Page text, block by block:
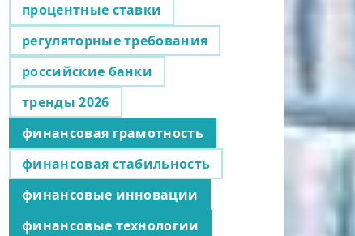
процентные ставки
регуляторные требования
российские банки
тренды 2026
финансовая грамотность
финансовая стабильность
финансовые инновации
финансовые технологии